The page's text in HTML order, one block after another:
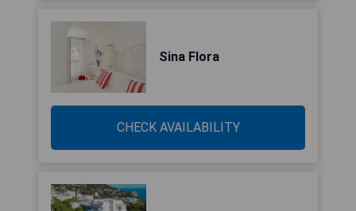
Sina Flora
CHECK AVAILABILITY